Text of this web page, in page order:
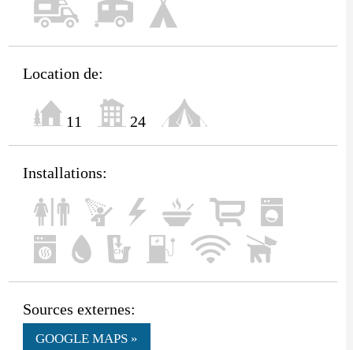
Location de:
11 24
Installations:
Sources externes:
GOOGLE MAPS »